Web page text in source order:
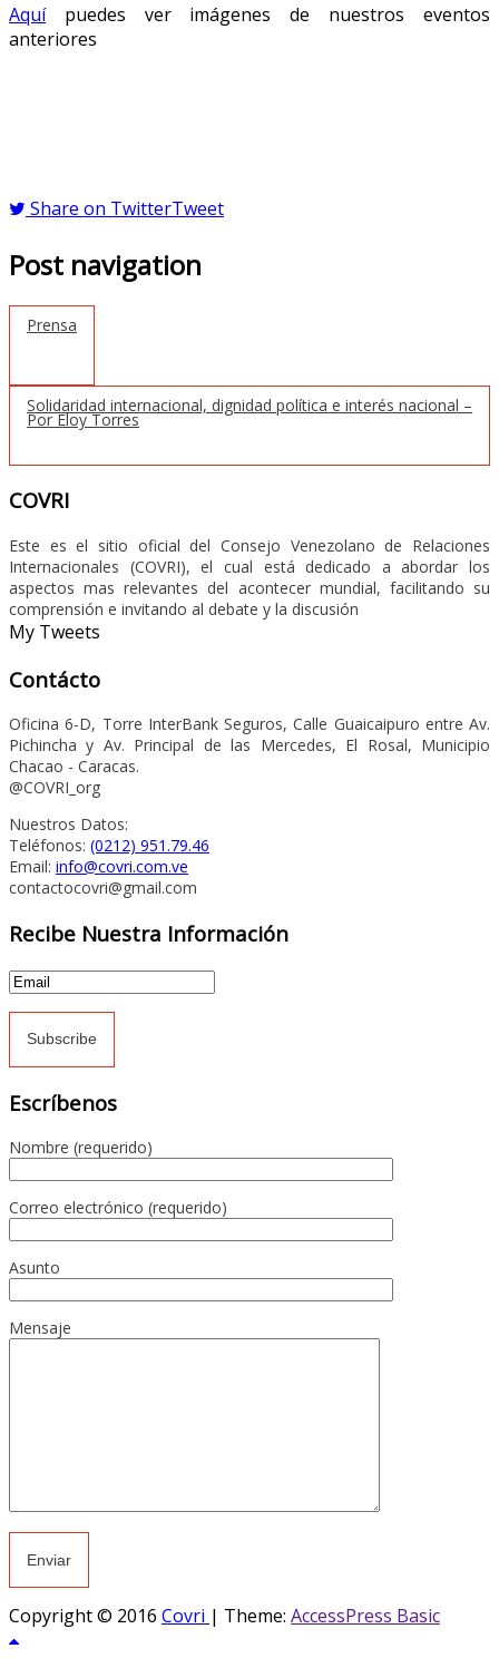
Aquípuedes ver imágenes de nuestros eventos
anteriores
Share on TwitterTweet
Post navigation
Prensa
Solidaridad internacional, dignidad política e interés nacional –
Por Eloy Torres
COVRI
Este es el sitio oficial del Consejo Venezolano de Relaciones
Internacionales (COVRI), el cual está dedicado a abordar los
aspectos mas relevantes del acontecer mundial, facilitando su
comprensión e invitando al debate y la discusión
My Tweets
Contácto
Oficina 6-D, Torre InterBank Seguros, Calle Guaicaipuro entre Av.
Pichincha y Av. Principal de las Mercedes, El Rosal, Municipio
Chacao - Caracas.
@COVRI_org
Nuestros Datos:
Teléfonos: (0212) 951.79.46
Email: info@covri.com.ve
contactocovri@gmail.com
Recibe Nuestra Información
Escríbenos
Nombre (requerido)
Correo electrónico (requerido)
Asunto
Mensaje
Copyright © 2016 Covri | Theme: AccessPress Basic